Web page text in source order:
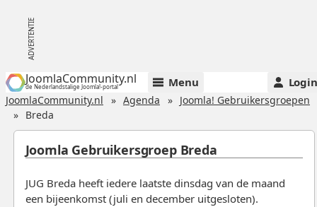
JoomlaCommunity.nl
de Nederlandstalige Joomla!-portal Menu Login
JoomlaCommunity.nl Agenda
Joomla! Gebruikersgroepen
Breda
Joomla Gebruikersgroep Breda
JUG Breda heeft iedere laatste dinsdag van de maand
een bijeenkomst (juli en december uitgesloten).